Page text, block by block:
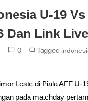
U-19
Dan Link
0 Tagged
Leste di Piala AFF U-
pada matchday